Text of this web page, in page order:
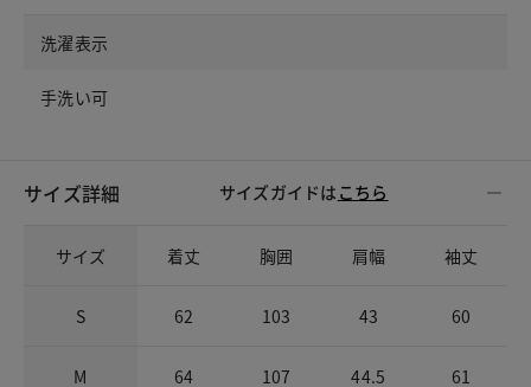
洗濯表示
手洗い可
サイズ詳細 サイズガイドは こちら
サイズ 着丈 胸囲 肩幅 袖丈
S 62 103 43 60
M 64 107 44.5 61